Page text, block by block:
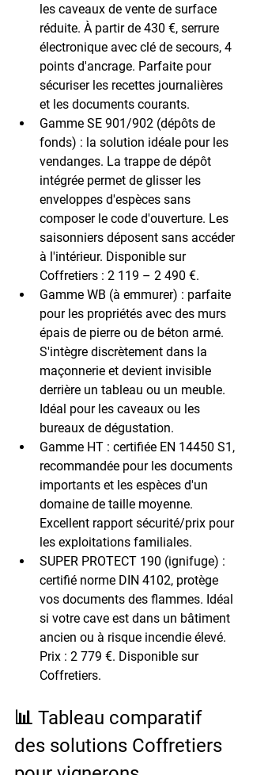
les caveaux de vente de surface
réduite. À partir de 430 €, serrure
électronique avec clé de secours, 4
points d'ancrage. Parfaite pour
sécuriser les recettes journalières
et les documents courants.
Gamme SE 901/902 (dépôts de
fonds) : la solution idéale pour les
vendanges. La trappe de dépôt
intégrée permet de glisser les
enveloppes d'espèces sans
composer le code d'ouverture. Les
saisonniers déposent sans accéder
à l'intérieur. Disponible sur
Coffretiers : 2 119 – 2 490 €.
Gamme WB (à emmurer) : parfaite
pour les propriétés avec des murs
épais de pierre ou de béton armé.
S'intègre discrètement dans la
maçonnerie et devient invisible
derrière un tableau ou un meuble.
Idéal pour les caveaux ou les
bureaux de dégustation.
Gamme HT : certifiée EN 14450 S1 ,
recommandée pour les documents
importants et les espèces d'un
domaine de taille moyenne.
Excellent rapport sécurité/prix pour
les exploitations familiales.
SUPER PROTECT 190 (ignifuge) :
certifié norme DIN 4102, protège
vos documents des flammes. Idéal
si votre cave est dans un bâtiment
ancien ou à risque incendie élevé.
Prix : 2 779 €. Disponible sur
Coffretiers.
📊 Tableau comparatif
des solutions Coffretiers